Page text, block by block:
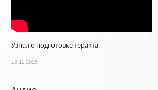
Узнал о подготовке теракта
13.11.2025